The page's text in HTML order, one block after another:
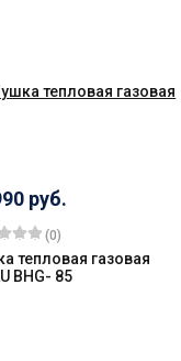
руб.
(0)
тепловая газовая
BНG- 85